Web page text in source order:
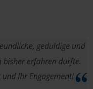
geduldige und
bisher erfahren durfte.
Ihr Engagement!